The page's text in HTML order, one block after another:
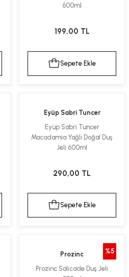
600ml
199,00 TL
Sepete Ekle
Eyüp Sabri Tuncer
Eyüp Sabri Tuncer
Macadamia Yağlı Doğal Duş
Jeli 600ml
290,00 TL
Sepete Ekle
%5
Prozinc
Prozinc Salicade Duş Jeli